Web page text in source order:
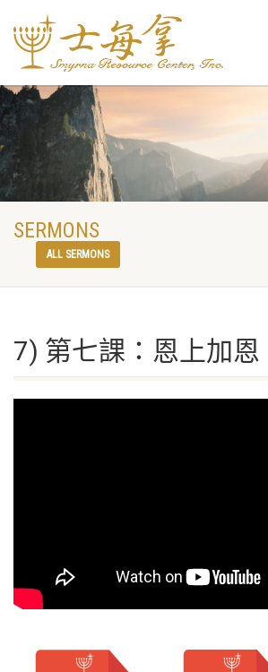
SERMONS
ALL SERMONS
7) 第七課：恩上加恩